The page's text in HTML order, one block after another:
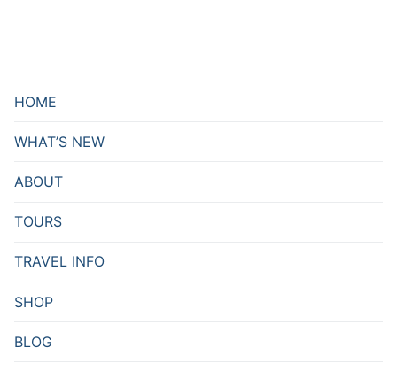
HOME
WHAT’S NEW
ABOUT
TOURS
TRAVEL INFO
SHOP
BLOG